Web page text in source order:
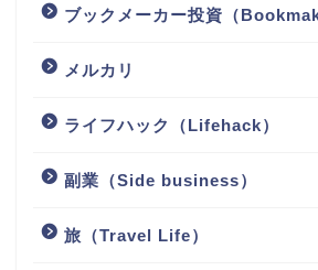
ブックメーカー投資（
メルカリ
ライフハック（Lifehack）
副業（Side business）
旅（Travel Life）